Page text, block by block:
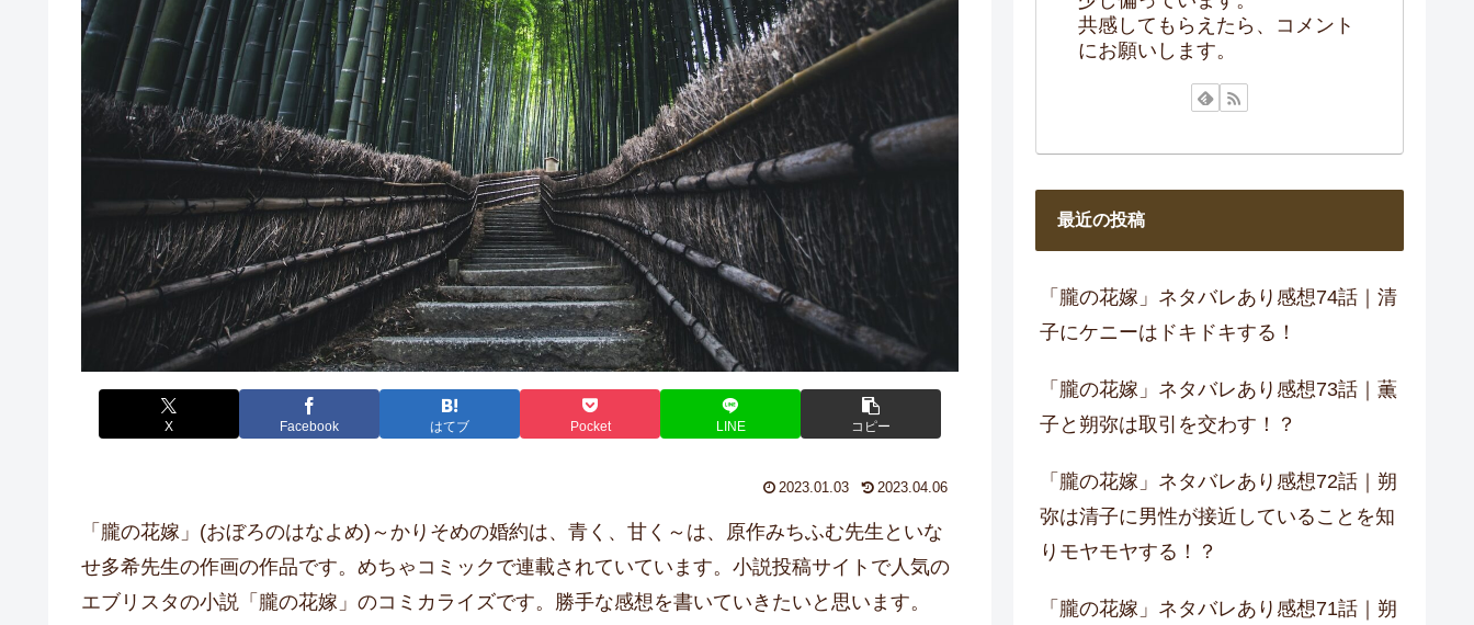
X Facebook はてブ Pocket LINE コピー
2023.01.03 2023.04.06
「朧の花嫁」(おぼろのはなよめ)～かりそめの婚約は、青く、甘く～は、原作みちふむ先生といな
せ多希先生の作画の作品です。 めちゃコミックで連載されていています。小説投稿サイトで人気の
エブリスタの小説「朧の花嫁」のコミカライズです。勝手な感想を書いていきたいと思います。
共感してもらえたら、コメント
にお願いします。
最近の投稿
「朧の花嫁」ネタバレあり感想74話｜清
子にケニーはドキドキする！
「朧の花嫁」ネタバレあり感想73話｜薫
子と朔弥は取引を交わす！？
「朧の花嫁」ネタバレあり感想72話｜朔
弥は清子に男性が接近していることを知
りモヤモヤする！？
「朧の花嫁」ネタバレあり感想71話｜朔